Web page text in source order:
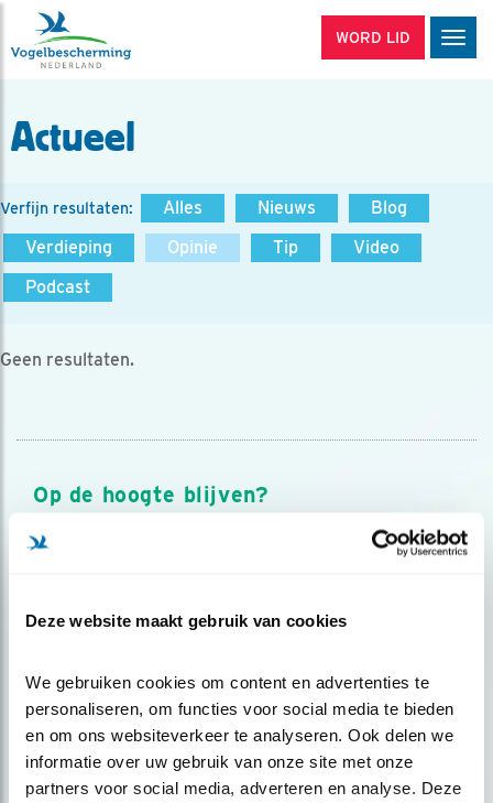
Deze website maakt gebruik van cookies
We gebruiken cookies om content en advertenties te
personaliseren, om functies voor social media te bieden
en om ons websiteverkeer te analyseren. Ook delen we
informatie over uw gebruik van onze site met onze
partners voor social media, adverteren en analyse. Deze
WORD LID
Actueel
Verfijn resultaten: Alles Nieuws
Blog
Verdieping
Opinie Tip
Video
Podcast
Geen resultaten.
Op de hoogte blijven?
Meld je aan en ontvang nieuws, inspiratie, acties en tips
over vogels en activiteiten van Vogelbescherming.